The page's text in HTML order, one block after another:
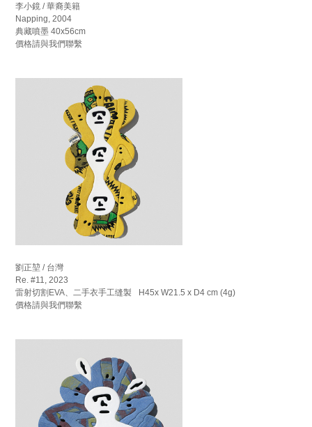
李小鏡 / 華裔美籍
Napping, 2004
典藏噴墨 40x56cm
價格請與我們聯繫
劉正堃 / 台灣
Re. #11, 2023
雷射切割EVA、二手衣手工缝製 H45x W21.5 x D4 cm (4g)
價格請與我們聯繫